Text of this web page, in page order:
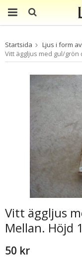
Startsida
Ljus i form
Vitt äggljus med gul/grön
Vitt äggljus
Mellan. Höjd
50 kr